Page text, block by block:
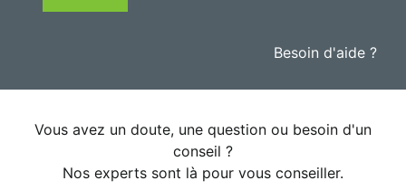
Besoin d'aide ?
Vous avez un doute, une question ou besoin d'un
conseil ?
Nos experts sont là pour vous conseiller.